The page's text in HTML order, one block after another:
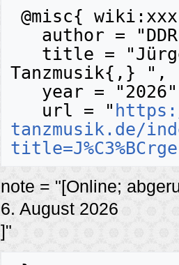
Tanzmusik{,} ",
   url = "
tanzmusik.de/
note = "[Online;
6. August 2026
]"